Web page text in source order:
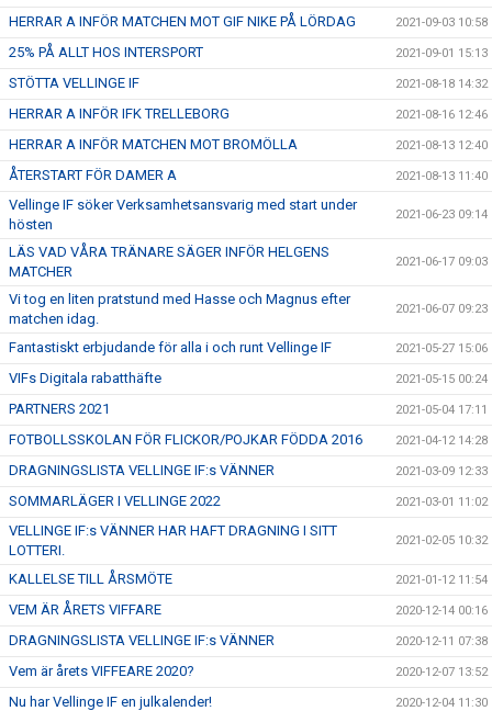
HERRAR A INFÖR MATCHEN MOT GIF NIKE PÅ LÖRDAG 2021-09-03 10:58
25% PÅ ALLT HOS INTERSPORT 2021-09-01 15:13
STÖTTA VELLINGE IF 2021-08-18 14:32
HERRAR A INFÖR IFK TRELLEBORG 2021-08-16 12:46
HERRAR A INFÖR MATCHEN MOT BROMÖLLA 2021-08-13 12:40
ÅTERSTART FÖR DAMER A 2021-08-13 11:40
Vellinge IF söker Verksamhetsansvarig med start under
hösten
2021-06-23 09:14
LÄS VAD VÅRA TRÄNARE SÄGER INFÖR HELGENS
MATCHER
2021-06-17 09:03
Vi tog en liten pratstund med Hasse och Magnus efter
matchen idag.
2021-06-07 09:23
Fantastiskt erbjudande för alla i och runt Vellinge IF 2021-05-27 15:06
VIFs Digitala rabatthäfte 2021-05-15 00:24
PARTNERS 2021 2021-05-04 17:11
FOTBOLLSSKOLAN FÖR FLICKOR/POJKAR FÖDDA 2016 2021-04-12 14:28
DRAGNINGSLISTA VELLINGE IF:s VÄNNER 2021-03-09 12:33
SOMMARLÄGER I VELLINGE 2022 2021-03-01 11:02
VELLINGE IF:s VÄNNER HAR HAFT DRAGNING I SITT
LOTTERI.
2021-02-05 10:32
KALLELSE TILL ÅRSMÖTE 2021-01-12 11:54
VEM ÄR ÅRETS VIFFARE 2020-12-14 00:16
DRAGNINGSLISTA VELLINGE IF:s VÄNNER 2020-12-11 07:38
Vem är årets VIFFEARE 2020? 2020-12-07 13:52
Nu har Vellinge IF en julkalender! 2020-12-04 11:30